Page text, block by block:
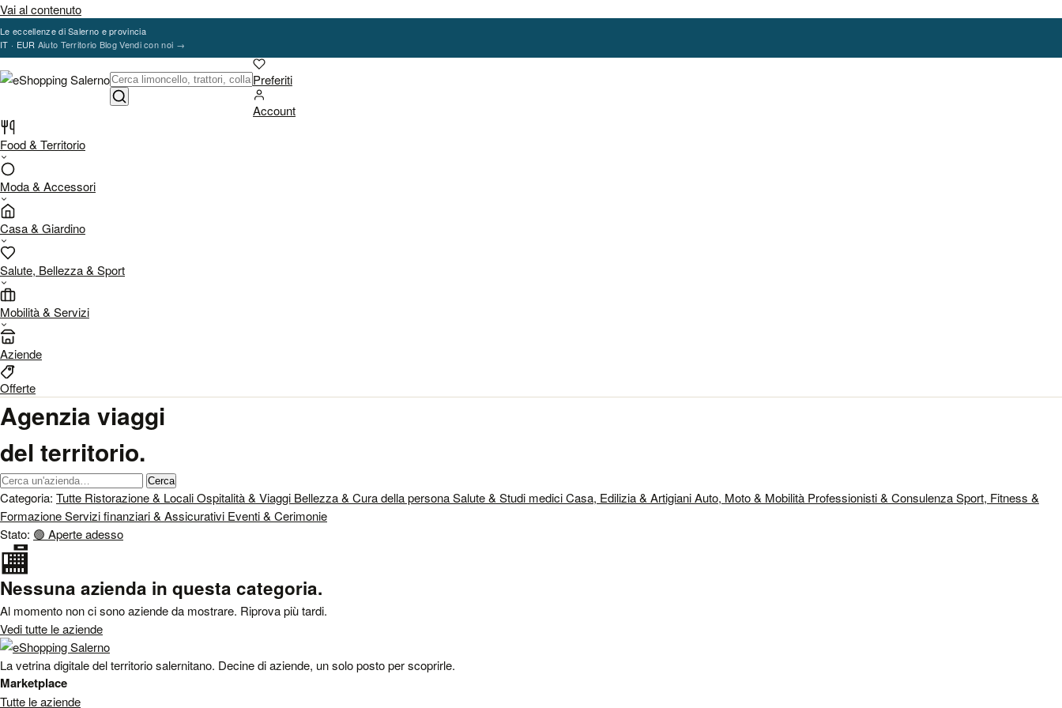
Vai al contenuto
Le eccellenze di Salerno e provincia
IT · EUR Aiuto Territorio BlogVendi con noi →
Preferiti
Account
Food & Territorio
Moda & Accessori
Casa & Giardino
Salute, Bellezza & Sport
Mobilità & Servizi
Aziende
Offerte
Agenzia viaggi
del territorio.
Cerca un'azienda Cerca
Categoria: Tutte Ristorazione & LocaliOspitalità & Viaggi Bellezza & Cura della personaSalute & Studi mediciCasa, Edilizia & ArtigianiAuto, Moto & Mobilità Professionisti & ConsulenzaSport, Fitness &
FormazioneServizi finanziari & Assicurativi Eventi & Cerimonie
Stato: 🟢 Aperte adesso
🏬
Nessuna azienda in questa categoria.
Al momento non ci sono aziende da mostrare. Riprova più tardi.
Vedi tutte le aziende
La vetrina digitale del territorio salernitano. Decine di aziende, un solo posto per scoprirle.
Marketplace
Tutte le aziende